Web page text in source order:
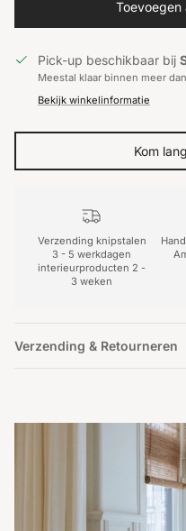
Toevoegen
Pick-up beschikbaar bij
Meestal klaar binnen meer
Bekijk winkelinformatie
Kom
Verzending knipstalen
3 - 5 werkdagen
interieurproducten 2 -
3 weken
Verzending & Retourneren